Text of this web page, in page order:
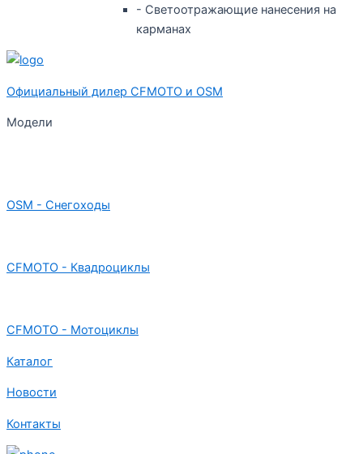
- Светоотражающие нанесения на
карманах
Официальный дилер CFMOTO и OSM
Модели
OSM - Снегоходы
CFMOTO - Квадроциклы
CFMOTO - Мотоциклы
Каталог
Новости
Контакты